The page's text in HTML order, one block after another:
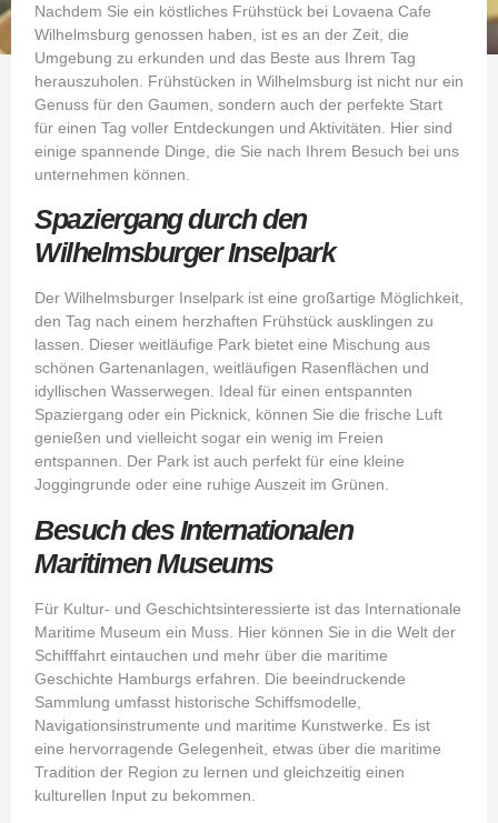
Nachdem Sie ein köstliches Frühstück bei Lovaena Cafe
Wilhelmsburg genossen haben, ist es an der Zeit, die
Umgebung zu erkunden und das Beste aus Ihrem Tag
herauszuholen. Frühstücken in Wilhelmsburg ist nicht nur ein
Genuss für den Gaumen, sondern auch der perfekte Start
für einen Tag voller Entdeckungen und Aktivitäten. Hier sind
einige spannende Dinge, die Sie nach Ihrem Besuch bei uns
unternehmen können.
Spaziergang durch den
Wilhelmsburger Inselpark
Der Wilhelmsburger Inselpark ist eine großartige Möglichkeit,
den Tag nach einem herzhaften Frühstück ausklingen zu
lassen. Dieser weitläufige Park bietet eine Mischung aus
schönen Gartenanlagen, weitläufigen Rasenflächen und
idyllischen Wasserwegen. Ideal für einen entspannten
Spaziergang oder ein Picknick, können Sie die frische Luft
genießen und vielleicht sogar ein wenig im Freien
entspannen. Der Park ist auch perfekt für eine kleine
Joggingrunde oder eine ruhige Auszeit im Grünen.
Besuch des Internationalen
Maritimen Museums
Für Kultur- und Geschichtsinteressierte ist das Internationale
Maritime Museum ein Muss. Hier können Sie in die Welt der
Schifffahrt eintauchen und mehr über die maritime
Geschichte Hamburgs erfahren. Die beeindruckende
Sammlung umfasst historische Schiffsmodelle,
Navigationsinstrumente und maritime Kunstwerke. Es ist
eine hervorragende Gelegenheit, etwas über die maritime
Tradition der Region zu lernen und gleichzeitig einen
kulturellen Input zu bekommen.